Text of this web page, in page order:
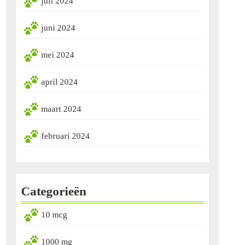
juni 2024
mei 2024
april 2024
maart 2024
februari 2024
Categorieën
10 mcg
1000 mg